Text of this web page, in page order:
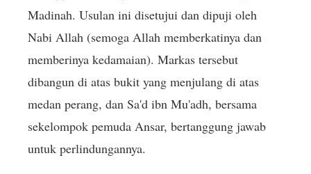
Madinah. Usulan ini disetujui dan dipuji oleh
Nabi Allah (semoga Allah memberkatinya dan
memberinya kedamaian). Markas tersebut
dibangun di atas bukit yang menjulang di atas
medan perang, dan Sa'd ibn Mu'adh, bersama
sekelompok pemuda Ansar, bertanggung jawab
untuk perlindungannya.